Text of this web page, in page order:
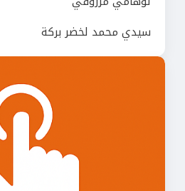
سيدي محمد لخضر بركة